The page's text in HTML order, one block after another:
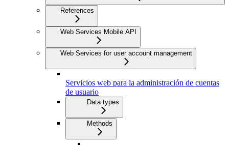
References
Web Services Mobile API
Web Services for user account management
Servicios web para la administración de cuentas
de usuario
Data types
Methods